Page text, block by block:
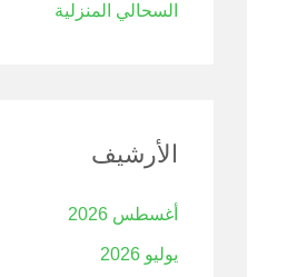
السحالي المنزلية
الأرشيف
أغسطس 2026
يوليو 2026